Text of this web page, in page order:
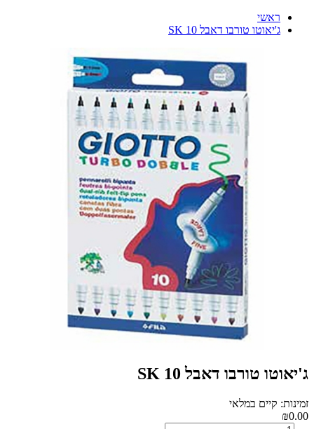
ראשי
ג'יאוטו טורבו דאבל 10 SK
ג'יאוטו טורבו דאבל 10 SK
זמינות: קיים במלאי
₪0.00